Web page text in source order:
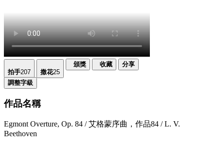
拍手207 撒花25
頒獎 收藏 分享
調整字級
作品名稱
Egmont Overture, Op. 84 / 艾格蒙序曲，作品84 / L. V.
Beethoven